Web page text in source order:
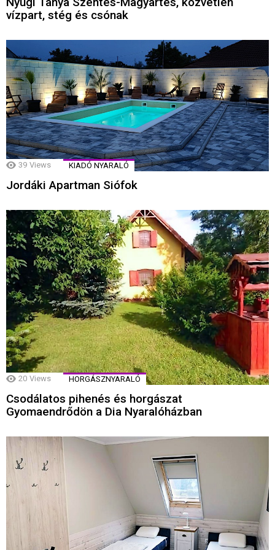
vízpart, stég és csónak
39 Views KIADÓ NYARALÓ
Jordáki Apartman Siófok
20 Views HORGÁSZNYARALÓ
Csodálatos pihenés és horgászat
Gyomaendrődön a Dia Nyaralóházban